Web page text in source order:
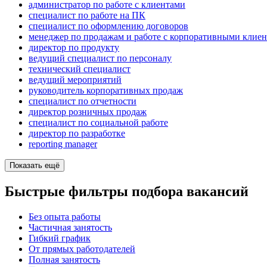
администратор по работе с клиентами
специалист по работе на ПК
специалист по оформлению договоров
менеджер по продажам и работе с корпоративными
директор по продукту
ведущий специалист по персоналу
технический специалист
ведущий мероприятий
руководитель корпоративных продаж
специалист по отчетности
директор розничных продаж
специалист по социальной работе
директор по разработке
reporting manager
Показать ещё
Быстрые фильтры подбора вакансий
Без опыта работы
Частичная занятость
Гибкий график
От прямых работодателей
Полная занятость